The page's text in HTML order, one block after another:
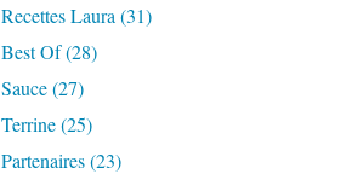
Recettes Laura (31)
Best Of (28)
Sauce (27)
Terrine (25)
Partenaires (23)